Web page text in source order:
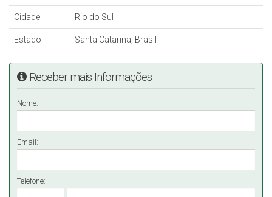
Cidade: Rio do Sul
Estado: Santa Catarina, Brasil
Receber mais Informações
Nome:
Email:
Telefone: